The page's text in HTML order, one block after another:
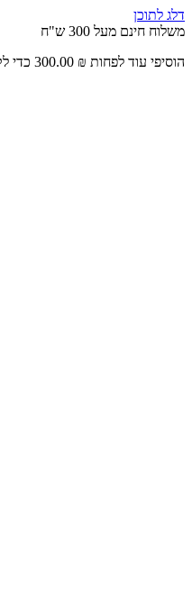
דלג לתוכן
משלוח חינם מעל 300 ש"ח
הוסיפי עוד לפחות
300.00 ₪ כדי